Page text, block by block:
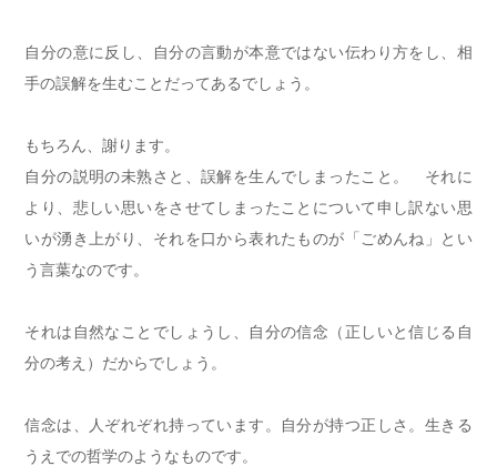
自分の意に反し、自分の言動が本意ではない伝わり方をし、相
手の誤解を生むことだってあるでしょう。
もちろん、謝ります。
自分の説明の未熟さと、誤解を生んでしまったこと。 それに
より、悲しい思いをさせてしまったことについて申し訳ない思
いが湧き上がり、それを口から表れたものが「ごめんね」とい
う言葉なのです。
それは自然なことでしょうし、自分の信念（正しいと信じる自
分の考え）だからでしょう。
信念は、人ぞれぞれ持っています。自分が持つ正しさ。生きる
うえでの哲学のようなものです。